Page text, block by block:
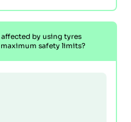
by using tyres
safety limits?